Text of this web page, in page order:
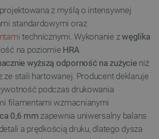
z myślą o intensywnej
standardowymi oraz
technicznymi. Wykonanie zwęglika
na poziomie HRA
wyższą odporność na zużycieniż
ze stali hartowanej. Producent deklaruje
podczas drukowania
filamentami wzmacnianymi
0,6 mm zapewnia uniwersalny balans
a prędkością druku, dlatego dysza